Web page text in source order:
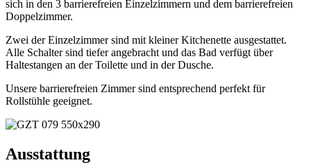
sich in den 3 barrierefreien Einzelzimmern und dem barrierefreien
Doppelzimmer.
Zwei der Einzelzimmer sind mit kleiner Kitchenette ausgestattet.
Alle Schalter sind tiefer angebracht und das Bad verfügt über
Haltestangen an der Toilette und in der Dusche.
Unsere barrierefreien Zimmer sind entsprechend perfekt für
Rollstühle geeignet.
Ausstattung